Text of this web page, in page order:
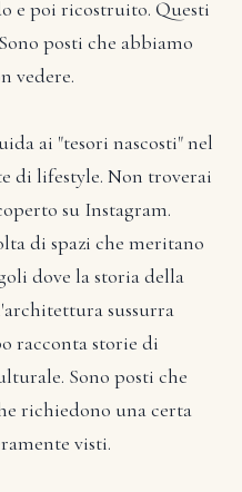
e poi ricostruito. Questi
posti che abbiamo
vedere.
ai "tesori nascosti" nel
di lifestyle. Non troverai
su Instagram.
di spazi che meritano
dove la storia della
sussurra
racconta storie di
Sono posti che
richiedono una certa
visti.